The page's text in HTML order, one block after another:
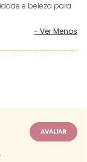
e beleza para